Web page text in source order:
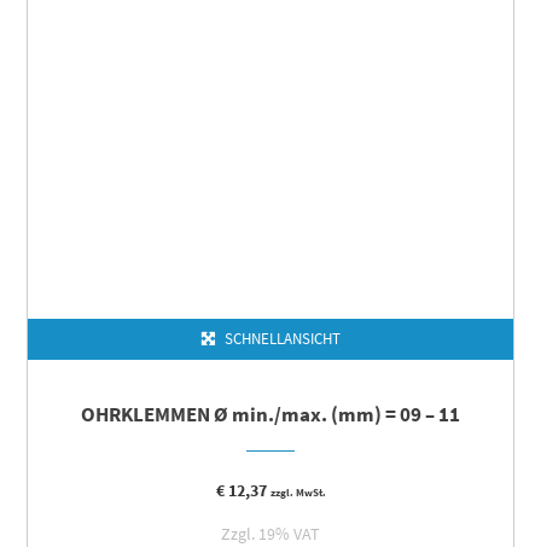
SCHNELLANSICHT
OHRKLEMMEN Ø min./max. (mm) = 09 – 11
€12,37 zzgl. MwSt.
Zzgl. 19% VAT